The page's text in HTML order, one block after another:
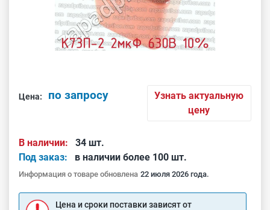
Цена: по запросу
Узнать актуальную
цену
В наличии:
34 шт.
Под заказ:
в наличии более 100 шт.
Информация о товаре обновлена 22 июля 2026 года.
Цена и сроки поставки зависят от